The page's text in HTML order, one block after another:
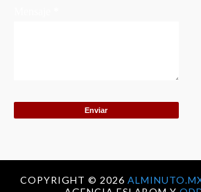
COPYRIGHT © 2026